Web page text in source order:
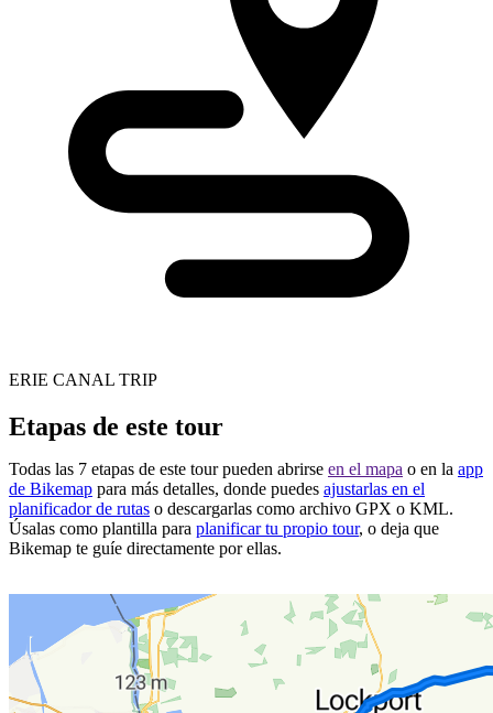
ERIE CANAL TRIP
Etapas de este tour
Todas las 7 etapas de este tour pueden abrirse en el mapa o en la app
de Bikemap para más detalles, donde puedes ajustarlas en el
planificador de rutas o descargarlas como archivo GPX o KML.
Úsalas como plantilla para planificar tu propio tour, o deja que
Bikemap te guíe directamente por ellas.